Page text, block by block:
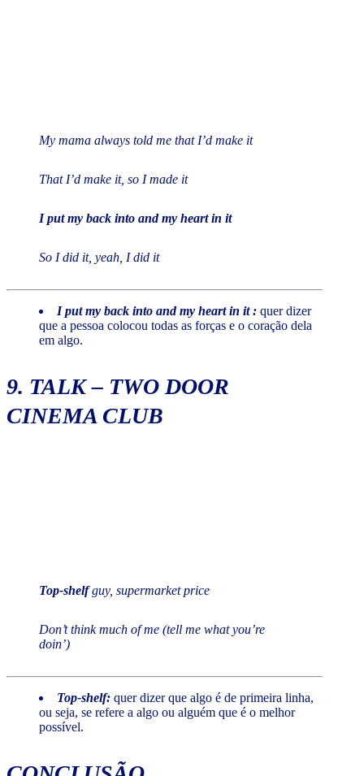
My mama always told me that I’d make it
That I’d make it, so I made it
I put my back into and my heart in it
So I did it, yeah, I did it
I put my back into and my heart in it : quer dizer
que a pessoa colocou todas as forças e o coração dela
em algo.
9. TALK– TWO DOOR
CINEMA CLUB
Top-shelfguy, supermarket price
Don’t think much of me (tell me what you’re
doin’)
Top-shelf: quer dizer que algo é de primeira linha,
ou seja, se refere a algo ou alguém que é o melhor
possível.